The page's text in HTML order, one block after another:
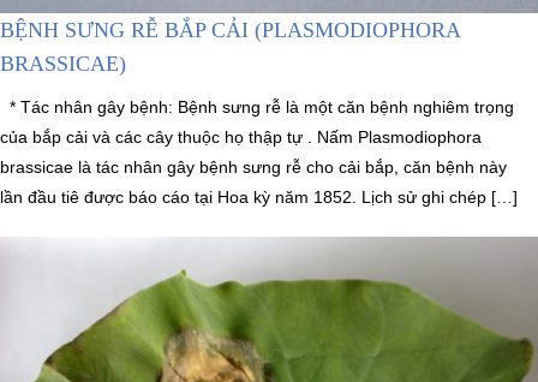
BỆNH SƯNG RỄ BẮP CẢI (PLASMODIOPHORA
BRASSICAE)
* Tác nhân gây bệnh: Bệnh sưng rễ là một căn bệnh nghiêm trọng
của bắp cải và các cây thuộc họ thập tự . Nấm Plasmodiophora
brassicae là tác nhân gây bệnh sưng rễ cho cải bắp, căn bệnh này
lần đầu tiê được báo cáo tại Hoa kỳ năm 1852. Lịch sử ghi chép […]